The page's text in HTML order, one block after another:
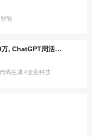
能
OpenAI: 企业客户超100万, ChatGPT周活超8亿
码生成 #企业科技